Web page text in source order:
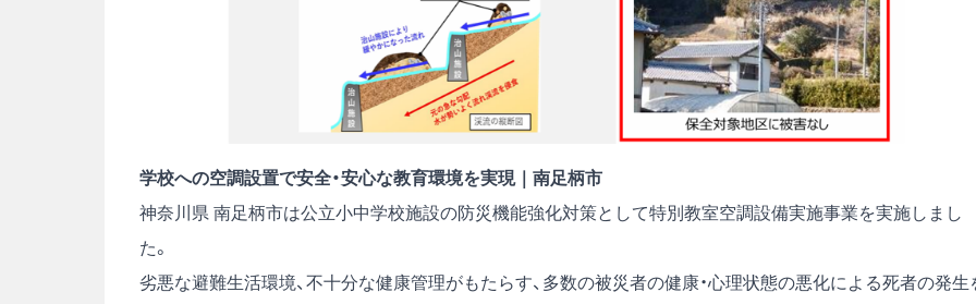
学校への空調設置で安全・安心な教育環境を実現｜南足柄市
神奈川県 南足柄市は公立小中学校施設の防災機能強化対策として特別教室空調設備実施事業を実施しまし
た。
劣悪な避難生活環境、不十分な健康管理がもたらす、多数の被災者の健康・心理状態の悪化による死者の発生